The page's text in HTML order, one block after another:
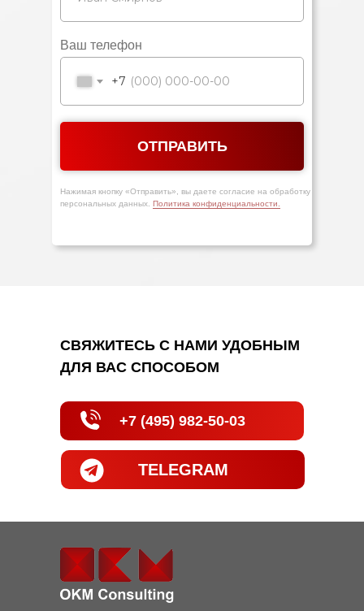
Ваш телефон
+7
ОТПРАВИТЬ
Нажимая кнопку «Отправить», вы даете согласие на обработку
персональных данных. Политика конфиденциальности.
+7 (495) 982-50-03
TELEGRAM
СВЯЖИТЕСЬ С НАМИ УДОБНЫМ
ДЛЯ ВАС СПОСОБОМ